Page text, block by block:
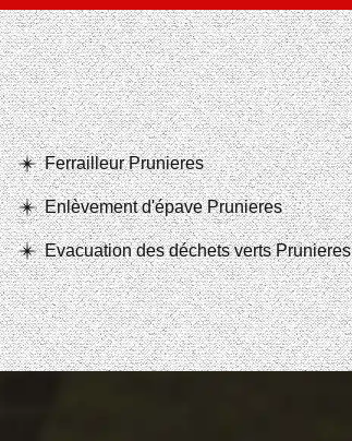
Ferrailleur Prunieres
Enlèvement d'épave Prunieres
Evacuation des déchets verts Prunieres